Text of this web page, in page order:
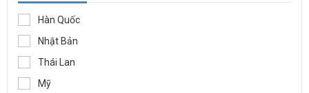
WOOJU GASPACK
DIDTEK
RITAG
GASSO
Hàn Quốc
Nhật Bản
Thái Lan
Mỹ